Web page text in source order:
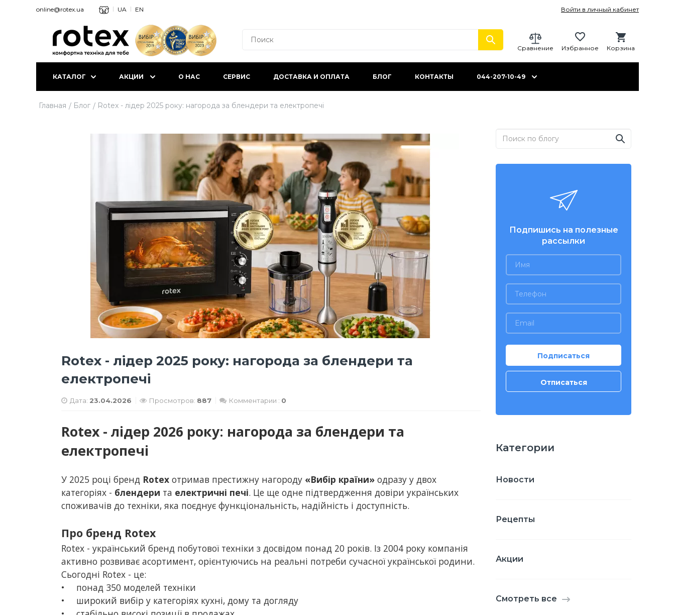
online@rotex.ua UA EN Войти в личный кабинет
Корзина
Избранное
Сравнение
КАТАЛОГ АКЦИИ О НАС СЕРВИС ДОСТАВКА И ОПЛАТА БЛОГ КОНТАКТЫ 044-207-10-49
Главная Блог Rotex - лідер 2025 року: нагорода за блендери та електропечі
Rotex - лідер 2025 року: нагорода за блендери та
електропечі
Дата: 23.04.2026 Просмотров: 887 Комментарии : 0
Rotex - лідер 2026 року: нагорода за блендери та
електропечі
У 2025 році бренд Rotex отримав престижну нагороду «Вибір країни» одразу у двох
категоріях - блендери та електричні печі. Це ще одне підтвердження довіри українських
споживачів до техніки, яка поєднує функціональність, надійність і доступність.
Про бренд Rotex
Rotex - український бренд побутової техніки з досвідом понад 20 років. Із 2004 року компанія
активно розвиває асортимент, орієнтуючись на реальні потреби сучасної української родини.
Сьогодні Rotex - це:
•
понад 350 моделей техніки
•
широкий вибір у категоріях кухні, дому та догляду
Подпишись на полезные
рассылки
Категории
Новости
Рецепты
Акции
Смотреть все